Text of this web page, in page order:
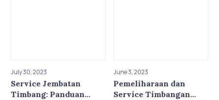
July 30, 2023
Service Jembatan
Timbang: Panduan
June 3, 2023
Pemeliharaan dan
Service Timbangan